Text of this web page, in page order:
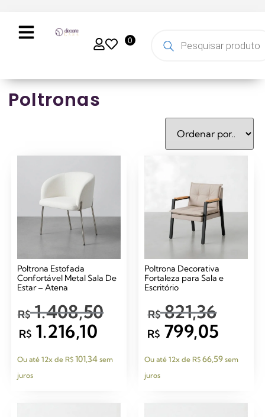
0
Poltronas
Poltrona Estofada
Confortável Metal Sala De
Estar – Atena
R$1.408,50
R$1.216,10
Ou até 12x de R$ 101,34 sem
juros
Poltrona Decorativa
Fortaleza para Sala e
Escritório
R$821,36
R$ 799,05
Ou até 12x de R$ 66,59 sem
juros